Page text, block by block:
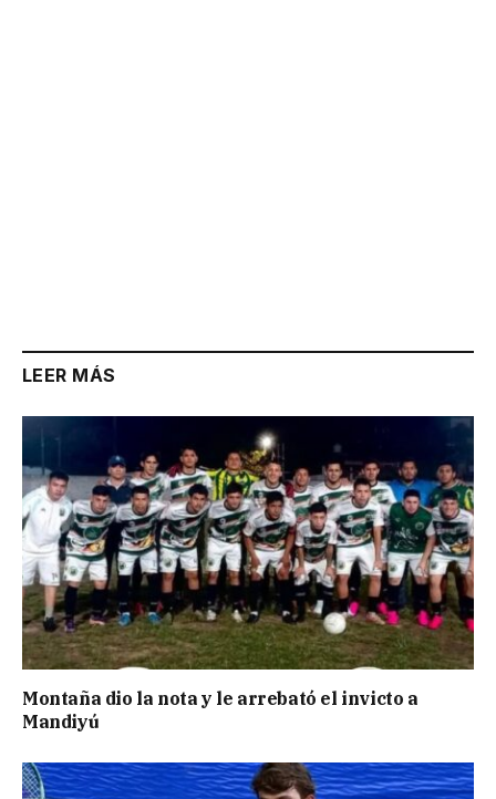
LEER MÁS
Montaña dio la nota y le arrebató el invicto a
Mandiyú